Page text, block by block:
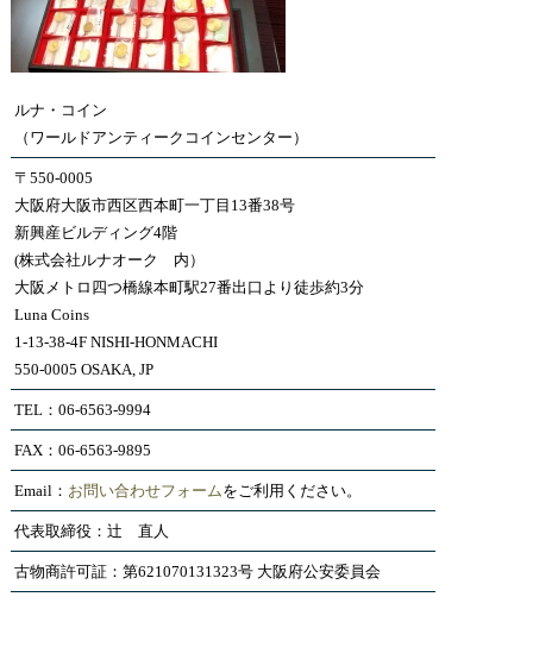
ルナ・コイン
（ワールドアンティークコインセンター）
〒550-0005
大阪府大阪市西区西本町一丁目13番38号
新興産ビルディング4階
(株式会社ルナオーク 内）
大阪メトロ四つ橋線本町駅27番出口より徒歩約3分
Luna Coins
1-13-38-4F NISHI-HONMACHI
550-0005 OSAKA, JP
TEL：06-6563-9994
FAX：06-6563-9895
Email： お問い合わせフォームをご利用ください。
代表取締役：辻 直人
古物商許可証：第621070131323号 大阪府公安委員会